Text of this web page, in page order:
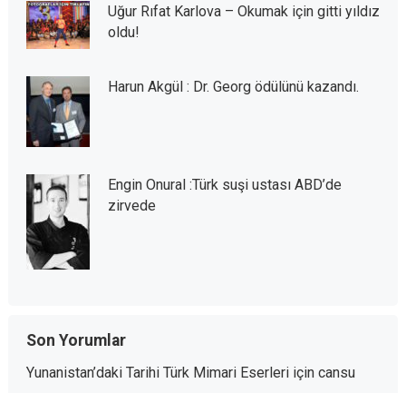
Uğur Rıfat Karlova – Okumak için gitti yıldız
oldu!
Harun Akgül : Dr. Georg ödülünü kazandı.
Engin Onural :Türk suşi ustası ABD’de
zirvede
Son Yorumlar
Yunanistan’daki Tarihi Türk Mimari Eserleriiçin cansu